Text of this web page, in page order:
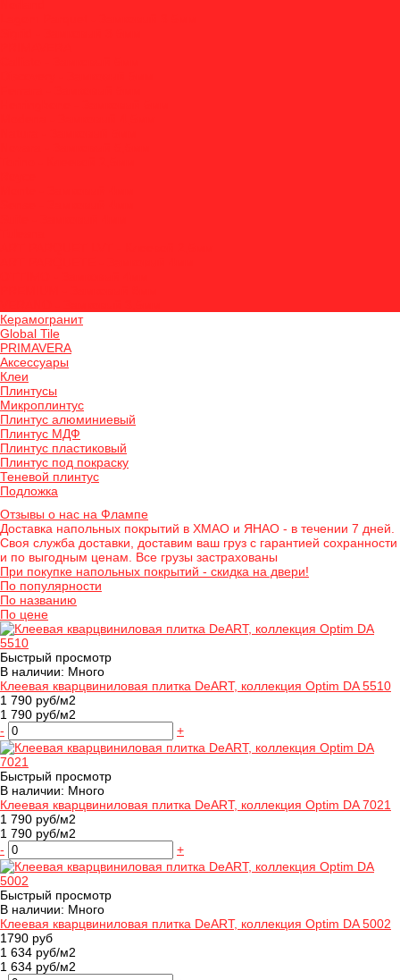
Керамогранит
Global Tile
PRIMAVERA
Аксессуары
Клеи
Плинтусы
Микроплинтус
Плинтус алюминиевый
Плинтус МДФ
Плинтус пластиковый
Плинтус под покраску
Теневой плинтус
Подложка
Отзывы о нас на Флампе
Доставка напольных покрытий в ХМАО и ЯНАО - в течении 7 дней.
Своя служба доставки, доставим ваш груз с гарантией сохранности
и по выгодным ценам. Все грузы застрахованы
При покупке напольных покрытий - скидка на двери!
По популярности
По названию
По цене
Быстрый просмотр
В наличии: Много
Клеевая кварцвиниловая плитка DeART, коллекция Optim DA 5510
1 790 руб/м2
1 790 руб/м2
-
+
Быстрый просмотр
В наличии: Много
Клеевая кварцвиниловая плитка DeART, коллекция Optim DA 7021
1 790 руб/м2
1 790 руб/м2
-
+
Быстрый просмотр
В наличии: Много
Клеевая кварцвиниловая плитка DeART, коллекция Optim DA 5002
1790 руб
1 634 руб/м2
1 634 руб/м2